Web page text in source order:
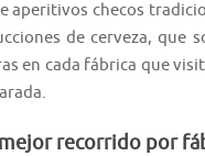
aperitivos checos
de cerveza, que
en cada fábrica que
recorrido por